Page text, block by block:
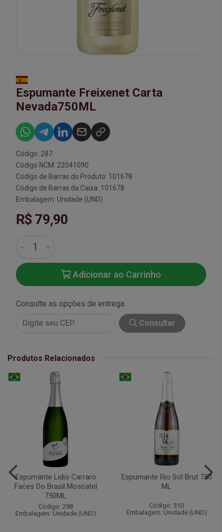
Espumante Freixenet Carta
Nevada750ML
Código: 287
Código NCM: 22041090
Código de Barras do Produto: 101678
Código de Barras da Caixa: 101678
Embalagem: Unidade (UND)
R$ 79,90
Adicionar ao Carrinho
Consulte as opções de entrega
Consultar
Produtos Relacionados
Espumante Lidio Carraro
Faces Do Brasil Moscatel
750ML
Código: 298
Embalagem: Unidade (UND)
Espumante Rio Sol Brut 750
ML
Código: 310
Embalagem: Unidade (UND)